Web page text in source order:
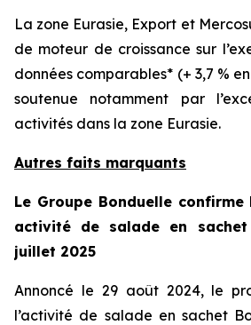
La zone Eurasie, Export et
de moteur de croissance sur
données comparables* (+ 3,7 %
soutenue notamment par
activités dans la zone Eurasie.
Autres faits marquants
Le Groupe Bonduelle
activité de salade en
juillet 2025
Annoncé le 29 août 2024, le
l’activité de salade en sachet